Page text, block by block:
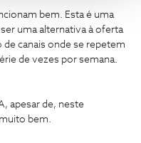
bem. Esta é uma
uma alternativa à oferta
canais onde se repetem
de vezes por semana.
apesar de, neste
bem.